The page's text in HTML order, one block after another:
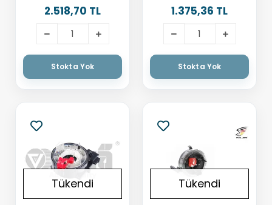
2.518,70 TL
Stokta Yok
1.375,36 TL
Stokta Yok
Tükendi Tükendi